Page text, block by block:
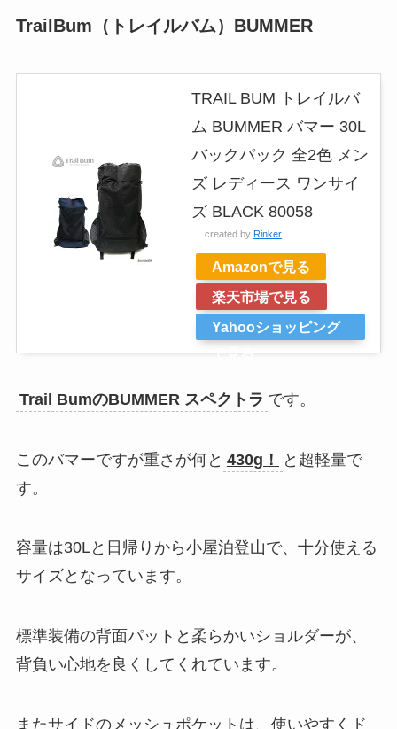
TrailBum（トレイルバム）BUMMER
TRAIL BUM トレイルバ
ム BUMMER バマー 30L
バックパック 全2色 メン
ズ レディース ワンサイ
ズ BLACK 80058
created by Rinker
Amazonで見る
楽天市場で見る
Yahooショッピング
で見る
Trail BumのBUMMER スペクトラ です。
このバマーですが重さが何と 430g！
と超軽量で
す。
容量は30Lと日帰りから小屋泊登山で、十分使える
サイズとなっています。
標準装備の背面パットと柔らかいショルダーが、
背負い心地を良くしてくれています。
またサイドのメッシュポケットは、使いやすくド